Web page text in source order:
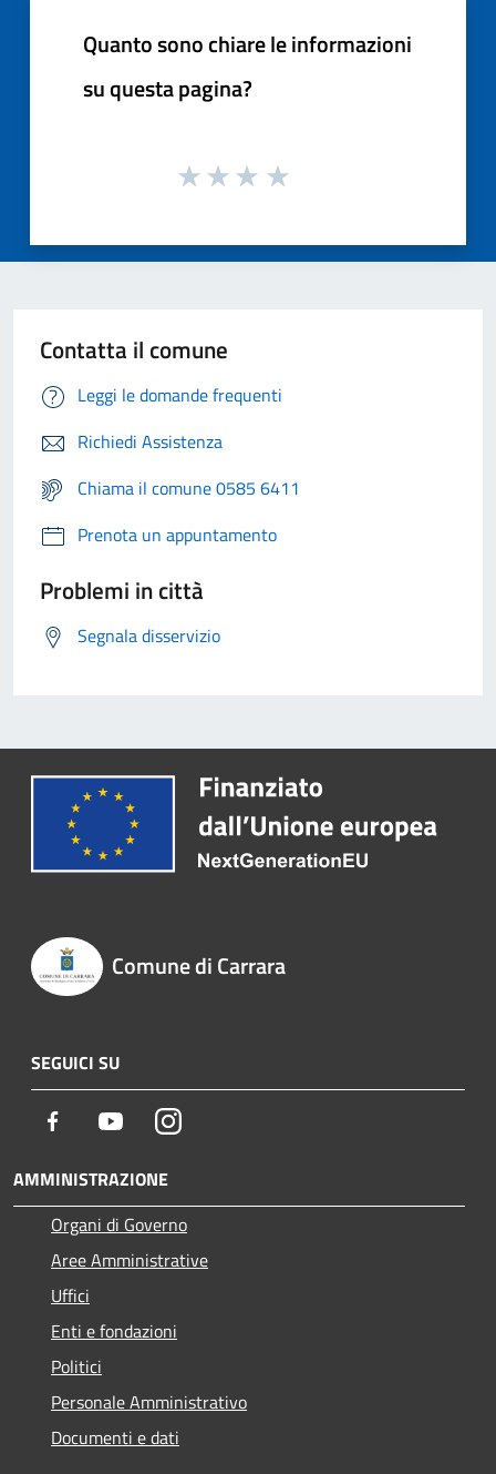
Quanto sono chiare le informazioni
su questa pagina?
Contatta il comune
Leggi le domande frequenti
Richiedi Assistenza
Chiama il comune 0585 6411
Prenota un appuntamento
Problemi in città
Segnala disservizio
Comune di Carrara
SEGUICI SU
Facebook YoutubeInstagram
AMMINISTRAZIONE
Organi di Governo
Aree Amministrative
Uffici
Enti e fondazioni
Politici
Personale Amministrativo
Documenti e dati